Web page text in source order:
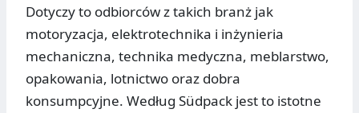
Dotyczy to odbiorców z takich branż jak
motoryzacja, elektrotechnika i inżynieria
mechaniczna, technika medyczna, meblarstwo,
opakowania, lotnictwo oraz dobra
konsumpcyjne. Według Südpack jest to istotne